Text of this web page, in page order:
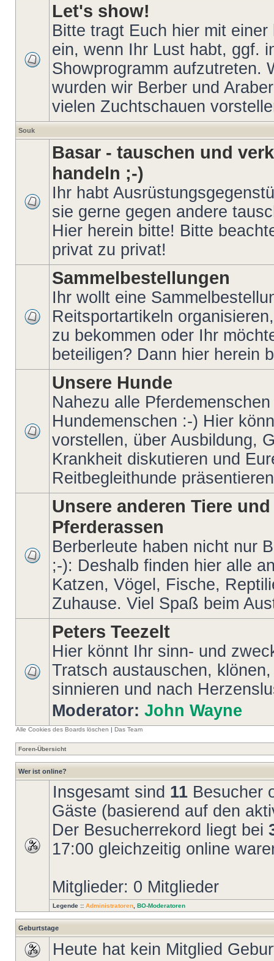
Let's show!
Bitte tragt Euch hier mit
ein, wenn Ihr Lust habt, ggf.
Showprogramm aufzutreten.
wurden wir Berber und
vielen Zuchtschauen
Souk
Basar - tauschen und
handeln ;-)
Ihr habt
sie gerne gegen andere
Hier herein bitte! Bitte
privat zu privat!
Sammelbestellungen
Ihr wollt eine
Reitsportartikeln
zu bekommen oder Ihr
beteiligen? Dann hier herein
Unsere Hunde
Nahezu alle
Hundemenschen :-) Hier
vorstellen, über Ausbildung,
Krankheit diskutieren und
Reitbegleithunde
Unsere anderen Tiere
Pferderassen
Berberleute haben nicht nur
;-): Deshalb finden hier alle
Katzen, Vögel, Fische,
Zuhause. Viel Spaß beim
Peters Teezelt
Hier könnt Ihr sinn- und
Tratsch austauschen,
sinnieren und nach
Moderator: John Wayne
Alle Cookies des Boards löschen | Das Team
Foren-Übersicht
Wer ist online?
Insgesamt sind 11 Besucher
Gäste (basierend auf den
Der Besucherrekord liegt bei
17:00 gleichzeitig online
Mitglieder: 0 Mitglieder
Legende :: Administratoren BO-Moderatoren
Geburtstage
Heute hat kein Mitglied